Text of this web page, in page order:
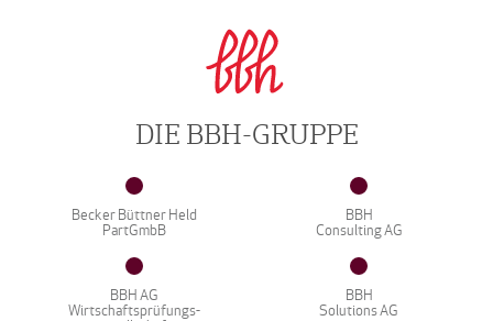
DIE BBH-GRUPPE
Becker Büttner Held
PartGmbB
BBH
Consulting AG
BBH AG
Wirtschaftsprüfungs-
BBH
Solutions AG